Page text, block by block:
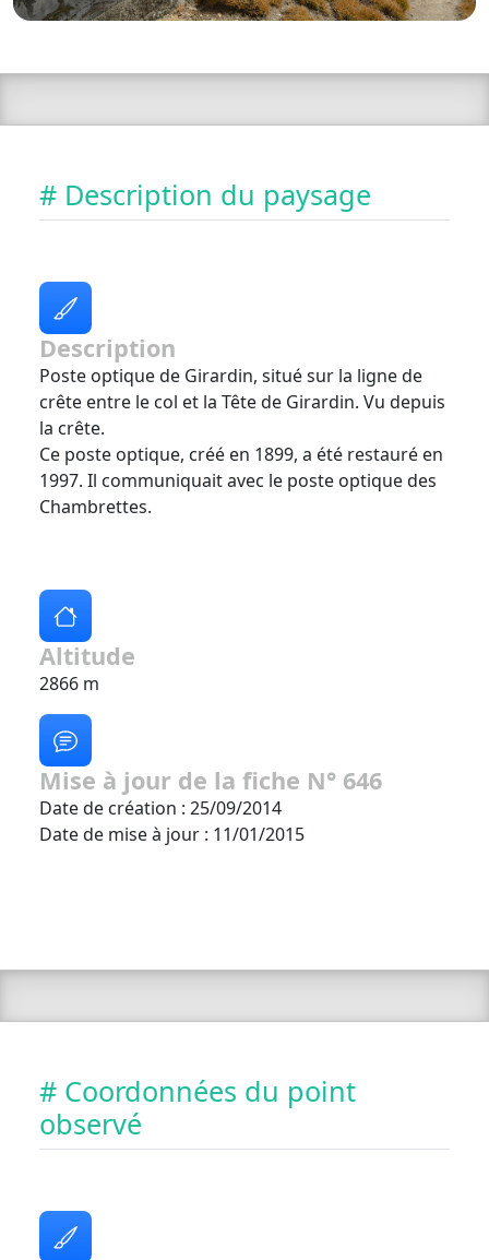
# Description du paysage
Description
Poste optique de Girardin, situé sur la ligne de
crête entre le col et la Tête de Girardin. Vu depuis
la crête.
Ce poste optique, créé en 1899, a été restauré en
1997. Il communiquait avec le poste optique des
Chambrettes.
Altitude
2866 m
Mise à jour de la fiche N° 646
Date de création : 25/09/2014
Date de mise à jour : 11/01/2015
# Coordonnées du point
observé